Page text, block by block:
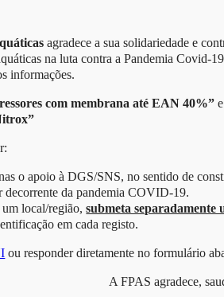
agradece a sua solidariedade e
na luta contra a Pandemia Covid-
informações.
com membrana até EAN 40%”
o apoio à DGS/SNS, no sentido de
decorrente da pandemia COVID-19.
um local/região,submeta separadamente
em cada registo.
ou responder diretamente no formulário
A FPAS agradece,